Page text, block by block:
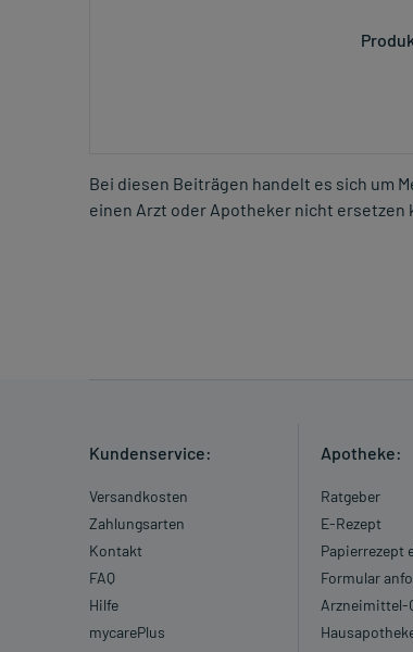
Bei diesen Beiträgen handelt es sich um
einen Arzt oder Apotheker nicht ersetzen
Kundenservice:
Versandkosten
Zahlungsarten
Kontakt
FAQ
Hilfe
mycarePlus
Apotheke:
Ratgeber
E-Rezept
Papierrezept
Formular
Arzneimittel-